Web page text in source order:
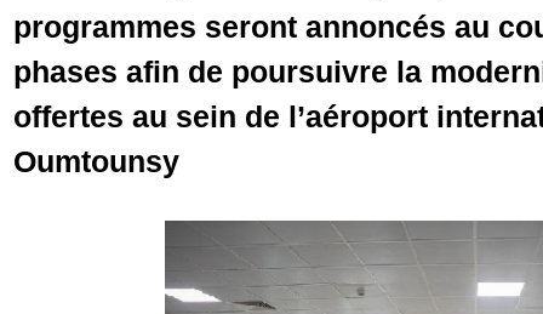
programmes seront annoncés au
phases afin de poursuivre la
offertes au sein de l’aéroport
Oumtounsy